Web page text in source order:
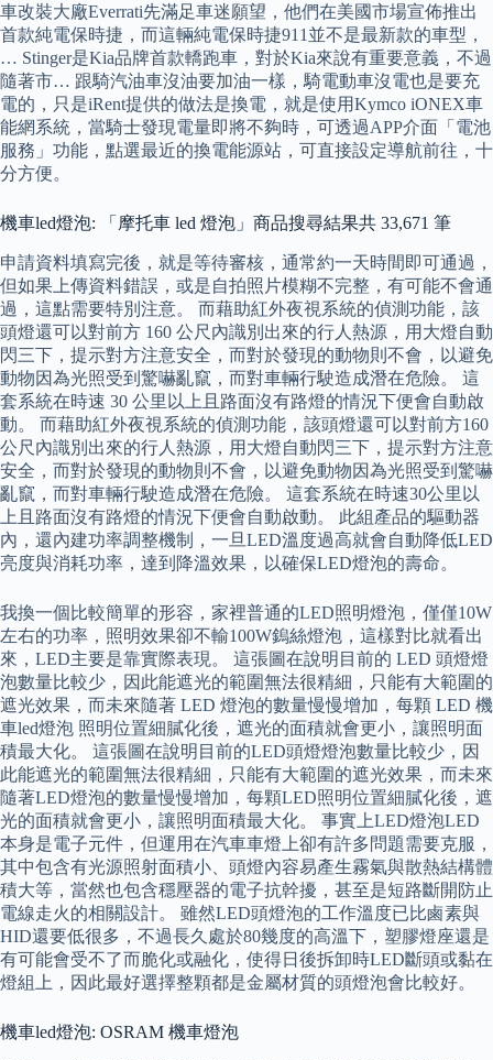
車改裝大廠Everrati先滿足車迷願望，他們在美國市場宣佈推出
首款純電保時捷，而這輛純電保時捷911並不是最新款的車型，
… Stinger是Kia品牌首款轎跑車，對於Kia來說有重要意義，不過
隨著市… 跟騎汽油車沒油要加油一樣，騎電動車沒電也是要充
電的，只是iRent提供的做法是換電，就是使用Kymco iONEX車
能網系統，當騎士發現電量即將不夠時，可透過APP介面「電池
服務」功能，點選最近的換電能源站，可直接設定導航前往，十
分方便。
機車led燈泡: 「摩托車 led 燈泡」商品搜尋結果共 33,671 筆
申請資料填寫完後，就是等待審核，通常約一天時間即可通過，
但如果上傳資料錯誤，或是自拍照片模糊不完整，有可能不會通
過，這點需要特別注意。 而藉助紅外夜視系統的偵測功能，該
頭燈還可以對前方 160 公尺內識別出來的行人熱源，用大燈自動
閃三下，提示對方注意安全，而對於發現的動物則不會，以避免
動物因為光照受到驚嚇亂竄，而對車輛行駛造成潛在危險。 這
套系統在時速 30 公里以上且路面沒有路燈的情況下便會自動啟
動。 而藉助紅外夜視系統的偵測功能，該頭燈還可以對前方160
公尺內識別出來的行人熱源，用大燈自動閃三下，提示對方注意
安全，而對於發現的動物則不會，以避免動物因為光照受到驚嚇
亂竄，而對車輛行駛造成潛在危險。 這套系統在時速30公里以
上且路面沒有路燈的情況下便會自動啟動。 此組產品的驅動器
內，還內建功率調整機制，一旦LED溫度過高就會自動降低LED
亮度與消耗功率，達到降溫效果，以確保LED燈泡的壽命。
我換一個比較簡單的形容，家裡普通的LED照明燈泡，僅僅10W
左右的功率，照明效果卻不輸100W鎢絲燈泡，這樣對比就看出
來，LED主要是靠實際表現。 這張圖在說明目前的 LED 頭燈燈
泡數量比較少，因此能遮光的範圍無法很精細，只能有大範圍的
遮光效果，而未來隨著 LED 燈泡的數量慢慢增加，每顆 LED 機
車led燈泡 照明位置細膩化後，遮光的面積就會更小，讓照明面
積最大化。 這張圖在說明目前的LED頭燈燈泡數量比較少，因
此能遮光的範圍無法很精細，只能有大範圍的遮光效果，而未來
隨著LED燈泡的數量慢慢增加，每顆LED照明位置細膩化後，遮
光的面積就會更小，讓照明面積最大化。 事實上LED燈泡LED
本身是電子元件，但運用在汽車車燈上卻有許多問題需要克服，
其中包含有光源照射面積小、頭燈內容易產生霧氣與散熱結構體
積大等，當然也包含穩壓器的電子抗幹擾，甚至是短路斷開防止
電線走火的相關設計。 雖然LED頭燈泡的工作溫度已比鹵素與
HID還要低很多，不過長久處於80幾度的高溫下，塑膠燈座還是
有可能會受不了而脆化或融化，使得日後拆卸時LED斷頭或黏在
燈組上，因此最好選擇整顆都是金屬材質的頭燈泡會比較好。
機車led燈泡: OSRAM 機車燈泡